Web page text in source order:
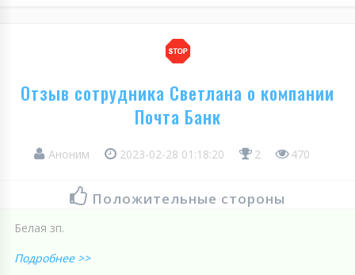
Отзыв сотрудника Светлана о компании
Почта Банк
Аноним 2023-02-28 01:18:20 2 470
Положительные стороны
Белая зп.
Подробнее >>